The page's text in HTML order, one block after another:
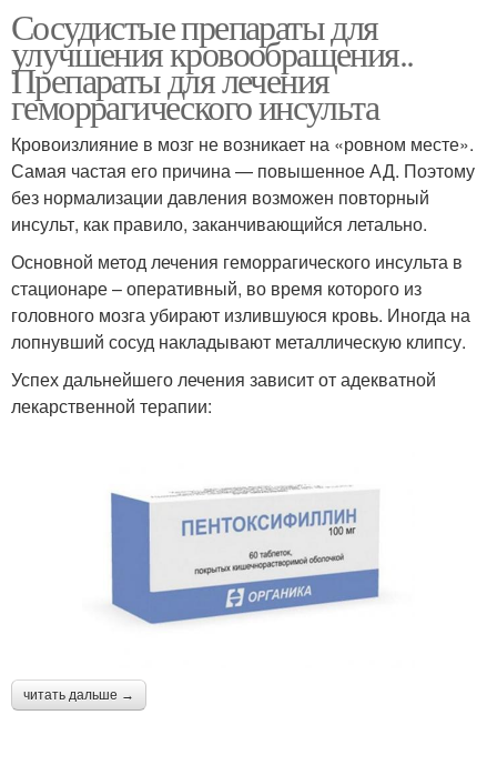
Сосудистые препараты для
улучшения кровообращения..
Препараты для лечения
геморрагического инсульта
Кровоизлияние в мозг не возникает на «ровном месте».
Самая частая его причина — повышенное АД. Поэтому
без нормализации давления возможен повторный
инсульт, как правило, заканчивающийся летально.
Основной метод лечения геморрагического инсульта в
стационаре – оперативный, во время которого из
головного мозга убирают излившуюся кровь. Иногда на
лопнувший сосуд накладывают металлическую клипсу.
Успех дальнейшего лечения зависит от адекватной
лекарственной терапии:
читать дальше →